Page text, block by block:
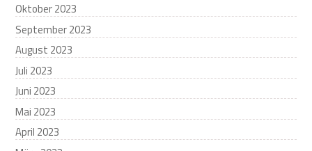
Oktober 2023
September 2023
August 2023
Juli 2023
Juni 2023
Mai 2023
April 2023